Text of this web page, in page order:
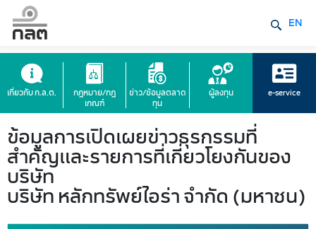
EN
เกี่ยวกับ ก.ล.ต.
กฎหมาย/กฎ
เกณฑ์
ข่าว/ข้อมูลตลาด
ทุน
ผู้ลงทุน e-service
ข้อมูลการเปิดเผยข่าวธุรกรรมที่
สำคัญและรายการที่เกี่ยวโยงกันของ
บริษัท
บริษัท หลักทรัพย์ไอร่า จำกัด (มหาชน)